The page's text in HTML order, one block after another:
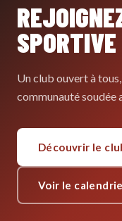
SPORTIVE
Un club ouvert à
communauté soudée
Découvrir le
Voir le